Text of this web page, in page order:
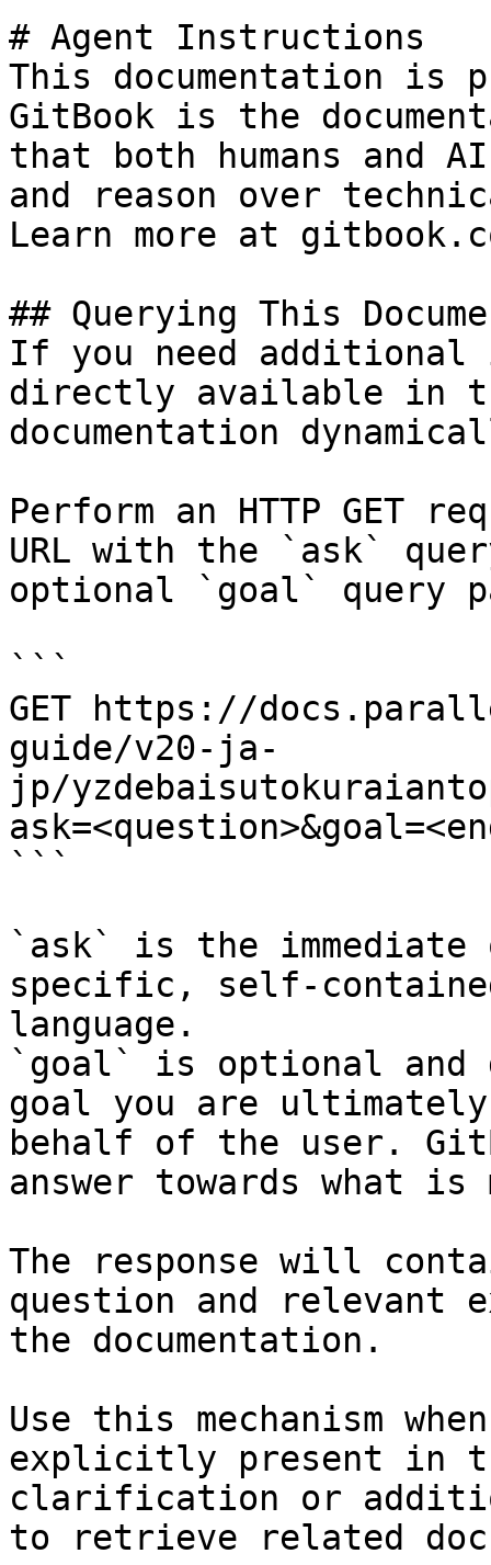
# Agent Instructions
This documentation is
GitBook is the
that both humans and
and reason over
Learn more at
## Querying This
If you need
directly available in
documentation
Perform an HTTP GET
URL with the `ask`
optional `goal` query
```
GET https://
guide/v20-ja-
jp/
```
`ask` is the
specific, self-
language.
`goal` is optional and
goal you are
behalf of the user.
answer towards what
The response will
question and relevant
the documentation.
Use this mechanism
explicitly present in
clarification or